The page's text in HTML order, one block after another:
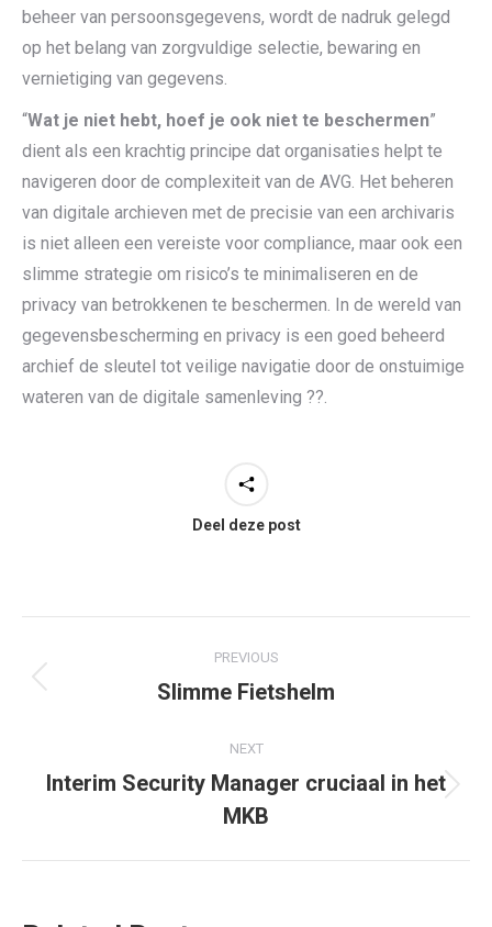
beheer van persoonsgegevens, wordt de nadruk gelegd
op het belang van zorgvuldige selectie, bewaring en
vernietiging van gegevens.
“Wat je niet hebt, hoef je ook niet te beschermen”
dient als een krachtig principe dat organisaties helpt te
navigeren door de complexiteit van de AVG. Het beheren
van digitale archieven met de precisie van een archivaris
is niet alleen een vereiste voor compliance, maar ook een
slimme strategie om risico’s te minimaliseren en de
privacy van betrokkenen te beschermen. In de wereld van
gegevensbescherming en privacy is een goed beheerd
archief de sleutel tot veilige navigatie door de onstuimige
wateren van de digitale samenleving ?️?.
Deel deze post
navigation
PREVIOUS
Previous
Slimme Fietshelm
NEXT
Next
post:
Interim Security Manager cruciaal in het
MKB